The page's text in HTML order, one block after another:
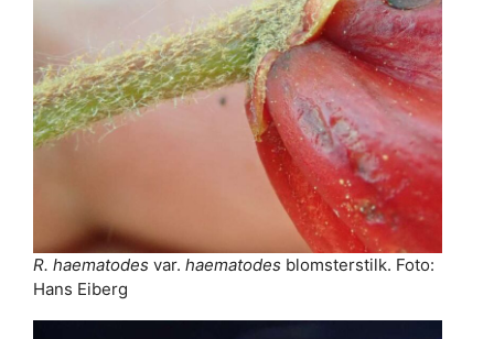
R. haematodes var. haematodes blomsterstilk. Foto:
Hans Eiberg